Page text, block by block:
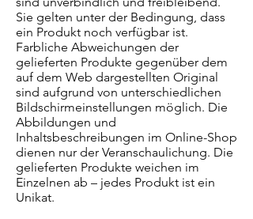
Sie gelten unter der Bedingung, dass
ein Produkt noch verfügbar ist.
Farbliche Abweichungen der
gelieferten Produkte gegenüber dem
auf dem Web dargestellten Original
sind aufgrund von unterschiedlichen
Bildschirmeinstellungen möglich. Die
Abbildungen und
Inhaltsbeschreibungen im Online-Shop
dienen nur der Veranschaulichung. Die
gelieferten Produkte weichen im
Einzelnen ab – jedes Produkt ist ein
Unikat.